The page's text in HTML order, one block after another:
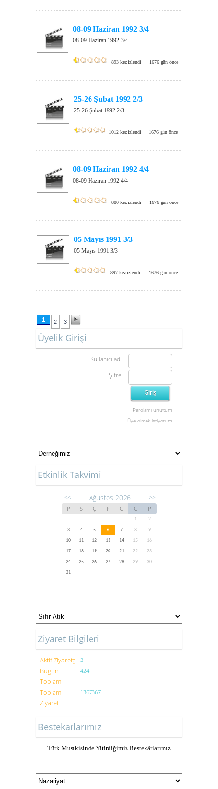
08-09 Haziran 1992 3/4
08-09 Haziran 1992 3/4
893 kez izlendi 1676 gün önce
25-26 Şubat 1992 2/3
25-26 Şubat 1992 2/3
1012 kez izlendi 1676 gün önce
08-09 Haziran 1992 4/4
08-09 Haziran 1992 4/4
880 kez izlendi 1676 gün önce
05 Mayıs 1991 3/3
05 Mayıs 1991 3/3
897 kez izlendi 1676 gün önce
1 2 3
Üyelik Girişi
Kullanıcı adı
Şifre
Parolamı unuttum
Üye olmak istiyorum
Etkinlik Takvimi
<< Ağustos 2026 >>
P S Ç P C C P
1
2
3
4 5 6 7 8
9
10
11 12 13 14 15
16
17
18 19 20 21 22
23
24
25 26 27 28 29
30
31
Ziyaret Bilgileri
Aktif Ziyaretçi 2
Bugün
Toplam
424
Toplam
Ziyaret
1367367
Bestekarlarımız
Türk Musıkisinde Yitirdiğimiz Bestekârlarımız